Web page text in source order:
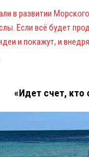
в развитии
Если всё будет
и покажут, и
«Идет счет, кто